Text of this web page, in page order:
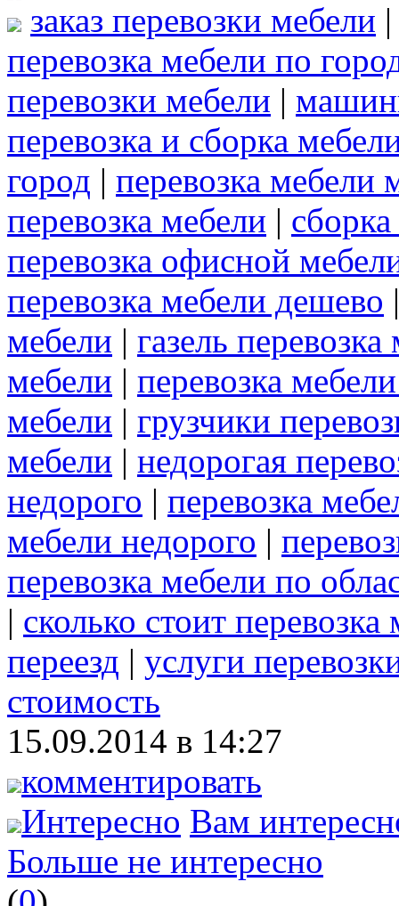
заказ перевозки мебели
перевозка мебели по
перевозки мебели |
перевозка и сборка
город | перевозка мебели
перевозка мебели |
перевозка офисной
перевозка мебели дешево
мебели | газель
мебели | перевозка
мебели | грузчики
мебели | недорогая
недорого | перевозка
мебели недорого |
перевозка мебели по
| сколько стоит перевозка
переезд | услуги
стоимость
15.09.2014 в 14:27
комментировать
Интересно Вам
Больше не интересно